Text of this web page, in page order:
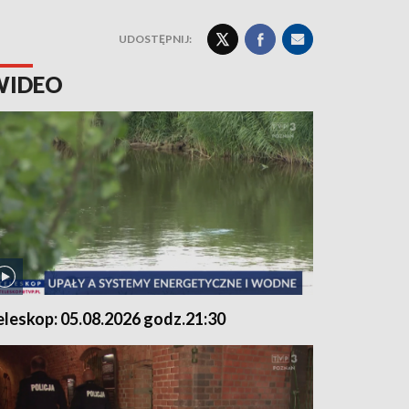
UDOSTĘPNIJ:
05.08.2026 godz.21:30